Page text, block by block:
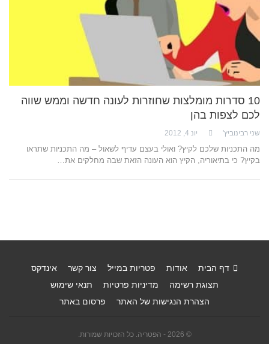
10 סדרות מומלצות שחוזרות לעונה חדשה וממש שווה
לכם לצפות בהן
שני רבינוביץ' יונ 4, 2012
מה התכניות שלכם לקיץ? ואולי בעצם עדיף לשאול – מה התכניות שתראו
בקיץ? כי בתיאוריה, הקיץ הוא העונה הזאת שבה מחלקים את…
דף הבית אודות פטריות במייל צור קשר
אינדקס
תצוגת רשימה
מדיניות פרטיות
תנאי שימוש
הצהרת הנגישות של האתר
פרסום באתר
© 2026 - הפטריה. כל הזכויות שמורות.